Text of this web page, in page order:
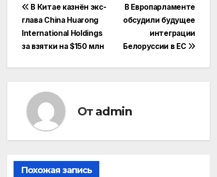
Навигация
по
записям
В Европарламенте
обсудили будущее
интеграции
Белоруссии в ЕС
В Китае казнён экс-
глава China Huarong
International Holdings
за взятки на $150 млн
От admin
Похожая запись